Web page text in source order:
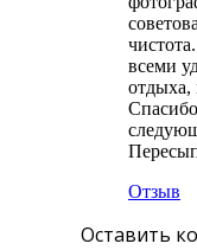
всеми
отдыха,
Отзыв
Оставить